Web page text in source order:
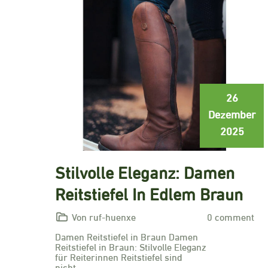
26
Dezember
2025
Stilvolle Eleganz: Damen
Reitstiefel In Edlem Braun
Von ruf-huenxe
0 comment
Damen Reitstiefel in Braun Damen
Reitstiefel in Braun: Stilvolle Eleganz
für Reiterinnen Reitstiefel sind